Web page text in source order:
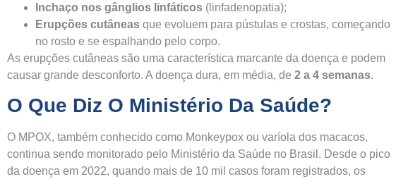
Inchaço nos gânglios linfáticos (linfadenopatia);
Erupções cutâneas que evoluem para pústulas e crostas, começando
no rosto e se espalhando pelo corpo.
As erupções cutâneas são uma característica marcante da doença e podem
causar grande desconforto. A doença dura, em média, de 2 a 4 semanas.
O Que Diz O Ministério Da Saúde?
O MPOX, também conhecido como Monkeypox ou varíola dos macacos,
continua sendo monitorado pelo Ministério da Saúde no Brasil. Desde o pico
da doença em 2022, quando mais de 10 mil casos foram registrados, os